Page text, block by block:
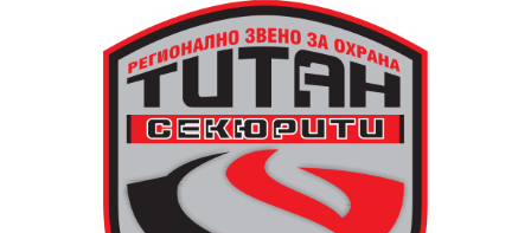
транспорт до местността Градище. Електрическият
автобус ще тръгне в 19:30 ч. от пл. „Възраждане“, а
обратно към града в 00:00 ч. – от паркинга до
поляната. Вземете със себе си връхна дреха и одеяло
или шалте! За повече информация тел. 0887907075.